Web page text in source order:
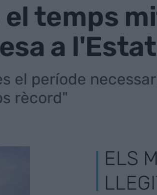
el temps
a l'Estat
el període
rècord"
ELS